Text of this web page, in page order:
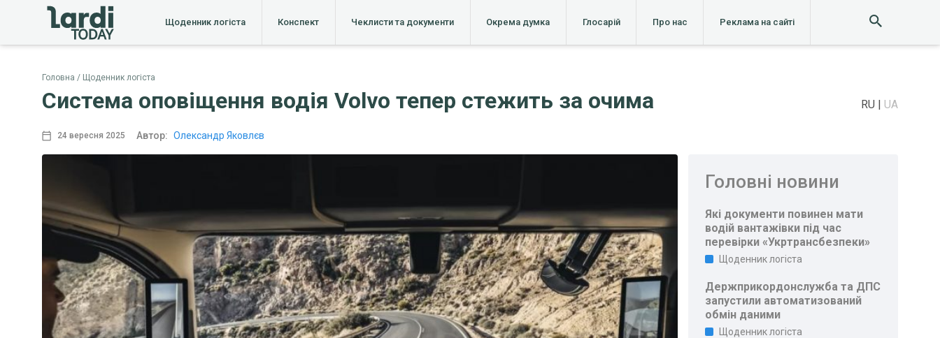
Щоденник логіста Конспект Чеклисти та документи Окрема думка Глосарій Про нас Реклама на сайті
Головна Щоденник логіста
Система оповіщення водія Volvo тепер стежить за очима RU UA
24 вересня 2025 Автор: Олександр Яковлєв
Головні новини
Які документи повинен мати
водій вантажівки під час
перевірки «Укртрансбезпеки»
Щоденник логіста
Держприкордонслужба та ДПС
запустили автоматизований
обмін даними
Щоденник логіста